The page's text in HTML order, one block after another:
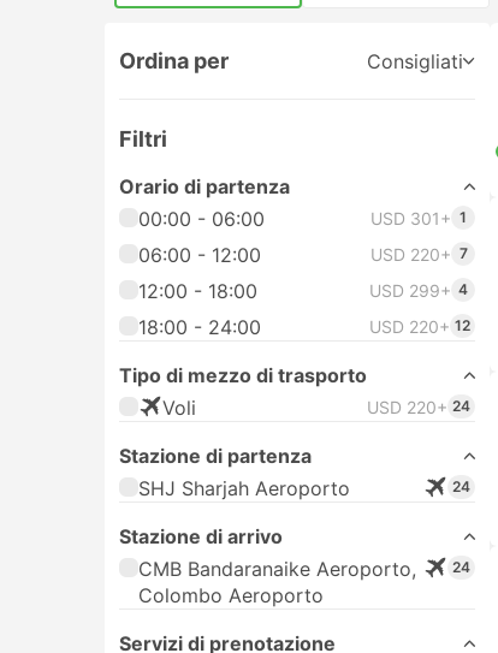
Ordina per Consigliati
Filtri
Orario di partenza
00:00 - 06:00
USD 301+ 1
06:00 - 12:00 USD 220+ 7
12:00 - 18:00 USD 299+ 4
18:00 - 24:00 USD 220+ 12
Tipo di mezzo di trasporto
Voli
USD 220+ 24
Stazione di partenza
SHJ Sharjah Aeroporto
24
Stazione di arrivo
CMB Bandaranaike Aeroporto,
Colombo Aeroporto
24
Servizi di prenotazione